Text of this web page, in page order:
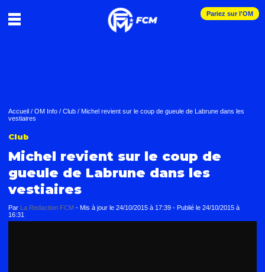
Pariez sur l'OM
Accueil / OM Info / Club / Michel revient sur le coup de gueule de Labrune dans les
vestiaires
Club
Michel revient sur le coup de
gueule de Labrune dans les
vestiaires
Par La Redaction FCM - Mis à jour le 24/10/2015 à 17:39 - Publié le 24/10/2015 à
16:31